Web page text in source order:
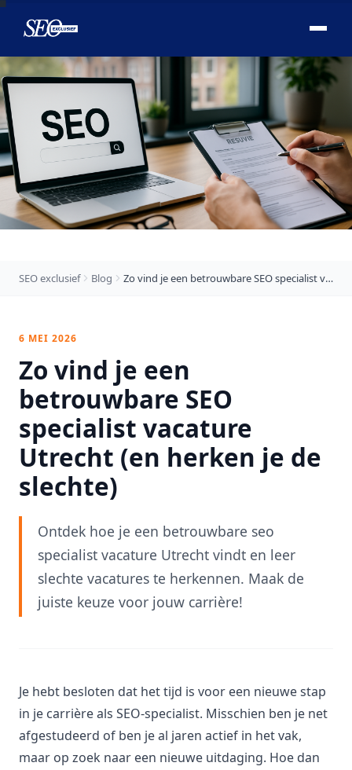
SEO exclusief Blog Zo vind je een betrouwbare SEO specialist vacature Utrecht (en herken je de slechte)
6 MEI 2026
Zo vind je een
betrouwbare SEO
specialist vacature
Utrecht (en herken je de
slechte)
Ontdek hoe je een betrouwbare seo
specialist vacature Utrecht vindt en leer
slechte vacatures te herkennen. Maak de
juiste keuze voor jouw carrière!
Je hebt besloten dat het tijd is voor een nieuwe stap
in je carrière als SEO-specialist. Misschien ben je net
afgestudeerd of ben je al jaren actief in het vak,
maar op zoek naar een nieuwe uitdaging. Hoe dan